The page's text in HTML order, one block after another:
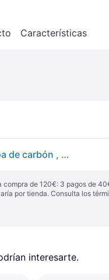
Características
sweeek - Chimenea de encendido para la barbacoa de carbón , Chimenea de encendido , 15x15x27 - Gris - Onesize
de 120€: 3 pagos de
por tienda. Consulta los
interesarte.